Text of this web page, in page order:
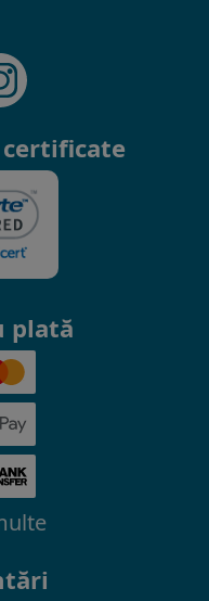
certificate
plată